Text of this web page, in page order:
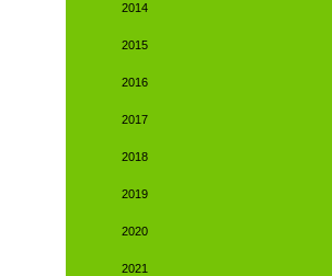
2014
2015
2016
2017
2018
2019
2020
2021